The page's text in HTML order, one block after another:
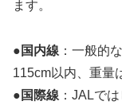
ます。
● 国内線 ：一般的
115cm以内、重量
● 国際線 ：JALで